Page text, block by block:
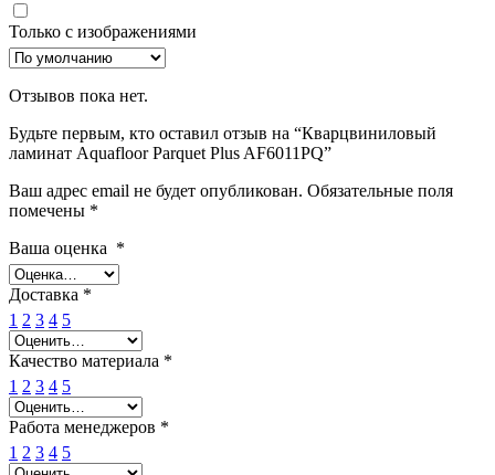
Только с изображениями
Отзывов пока нет.
Будьте первым, кто оставил отзыв на “Кварцвиниловый
ламинат Aquafloor Parquet Plus AF6011PQ”
Ваш адрес email не будет опубликован. Обязательные поля
помечены *
Ваша оценка *
Доставка *
1 2 3 4 5
Качество материала *
1 2 3 4 5
Работа менеджеров *
1 2 3 4 5